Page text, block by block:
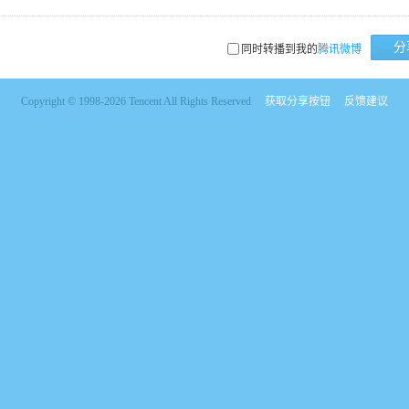
同时转播到我的腾讯微博 分
Copyright © 1998-2026 Tencent All Rights Reserved 获取分享按钮 反馈建议